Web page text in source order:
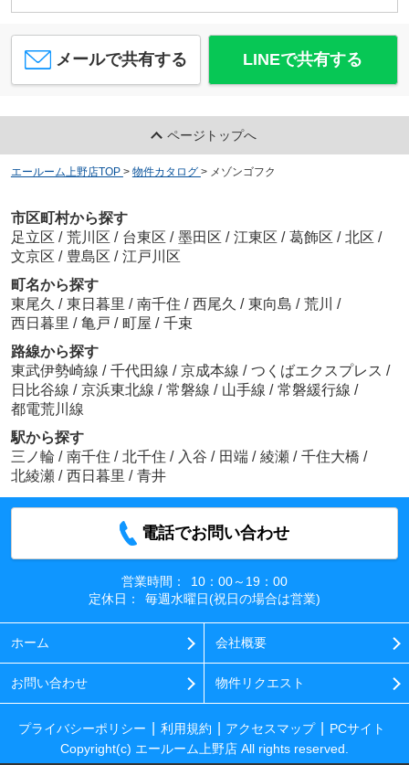
メールで共有する LINEで共有する
ページトップへ
エールーム上野店TOP > 物件カタログ > メゾンゴフク
市区町村から探す
足立区 / 荒川区 / 台東区 / 墨田区 / 江東区 / 葛飾区 / 北区 /
文京区 / 豊島区 / 江戸川区
町名から探す
東尾久 / 東日暮里 / 南千住 / 西尾久 / 東向島 / 荒川 /
西日暮里 / 亀戸 / 町屋 / 千束
路線から探す
東武伊勢崎線 / 千代田線 / 京成本線 / つくばエクスプレス /
日比谷線 / 京浜東北線 / 常磐線 / 山手線 / 常磐緩行線 /
都電荒川線
駅から探す
三ノ輪 / 南千住 / 北千住 / 入谷 / 田端 / 綾瀬 / 千住大橋 /
北綾瀬 / 西日暮里 / 青井
電話でお問い合わせ
営業時間：
10：00～19：00
定休日：
毎週水曜日(祝日の場合は営業)
ホーム 会社概要
お問い合わせ 物件リクエスト
プライバシーポリシー 利用規約 アクセスマップ
PCサイト
Copyright(c) エールーム上野店 All rights reserved.